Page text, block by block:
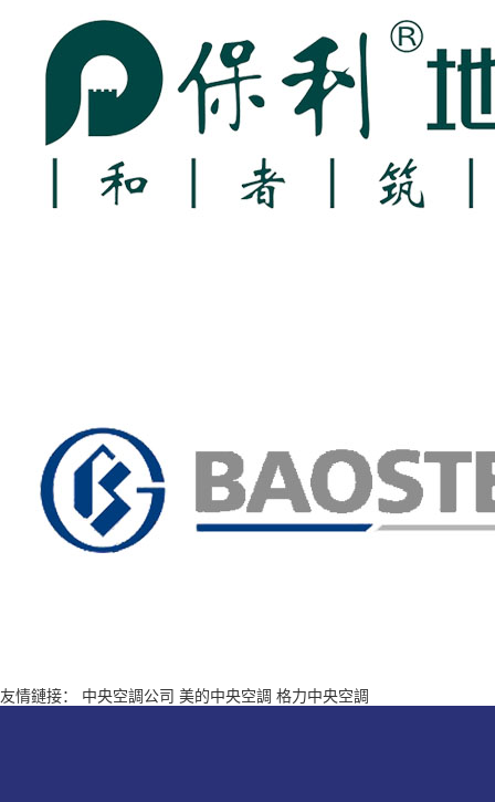
友情鏈接： 中央空調公司 美的中央空調 格力中央空調